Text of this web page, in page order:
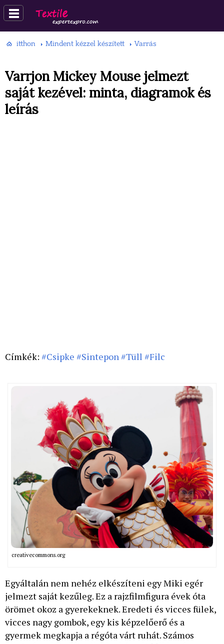
itthon Mindent kézzel készített Varrás
Varrjon Mickey Mouse jelmezt
saját kezével: minta, diagramok és
leírás
Címkék: #Csipke #Sintepon#Tüll #Filc
creativecommons.org
Egyáltalán nem nehéz elkészíteni egy Miki egér
jelmezt saját kezűleg. Ez a rajzfilmfigura évek óta
örömet okoz a gyerekeknek. Eredeti és vicces fülek,
vicces nagy gombok, egy kis képzelőerő és a
gyermek megkapja a régóta várt ruhát. Számos